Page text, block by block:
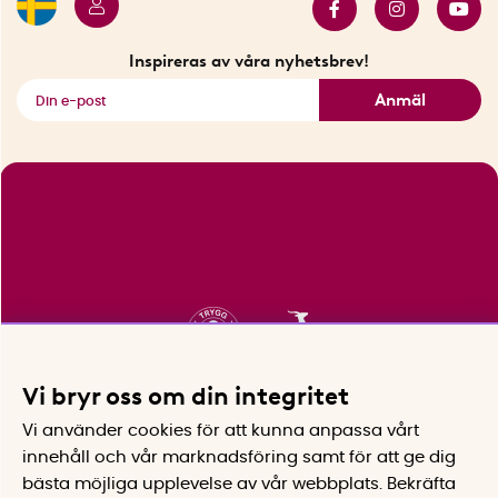
Inspireras av våra nyhetsbrev!
Anmäl
Vi bryr oss om din integritet
Vi använder cookies för att kunna anpassa vårt
innehåll och vår marknadsföring samt för att ge dig
bästa möjliga upplevelse av vår webbplats.
Bekräfta